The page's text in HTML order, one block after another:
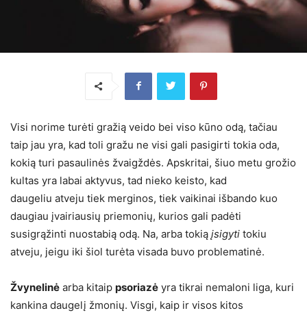
Visi norime turėti gražią veido bei viso kūno odą, tačiau
taip jau yra, kad toli gražu ne visi gali pasigirti tokia oda,
kokią turi pasaulinės žvaigždės. Apskritai, šiuo metu grožio
kultas yra labai aktyvus, tad nieko keisto, kad
daugeliu atveju tiek merginos, tiek vaikinai išbando kuo
daugiau įvairiausių priemonių, kurios gali padėti
susigrąžinti nuostabią odą. Na, arba tokią įsigyti tokiu
atveju, jeigu iki šiol turėta visada buvo problematinė.
Žvynelinė arba kitaip psoriazė yra tikrai nemaloni liga, kuri
kankina daugelį žmonių. Visgi, kaip ir visos kitos